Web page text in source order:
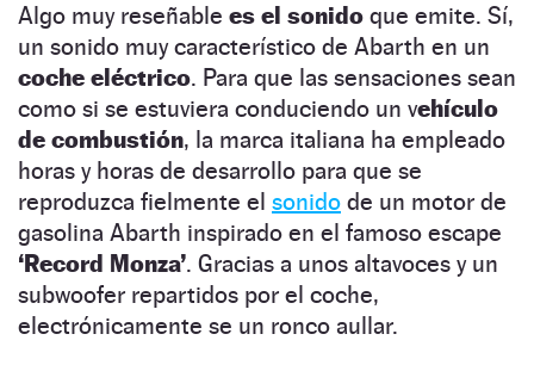
Algo muy reseñable es el sonido que emite. Sí,
un sonido muy característico de Abarth en un
coche eléctrico. Para que las sensaciones sean
como si se estuviera conduciendo un vehículo
de combustión, la marca italiana ha empleado
horas y horas de desarrollo para que se
reproduzca fielmente el sonido de un motor de
gasolina Abarth inspirado en el famoso escape
‘Record Monza’. Gracias a unos altavoces y un
subwoofer repartidos por el coche,
electrónicamente se un ronco aullar.